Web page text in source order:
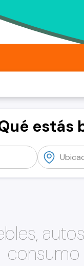
estás
consumo